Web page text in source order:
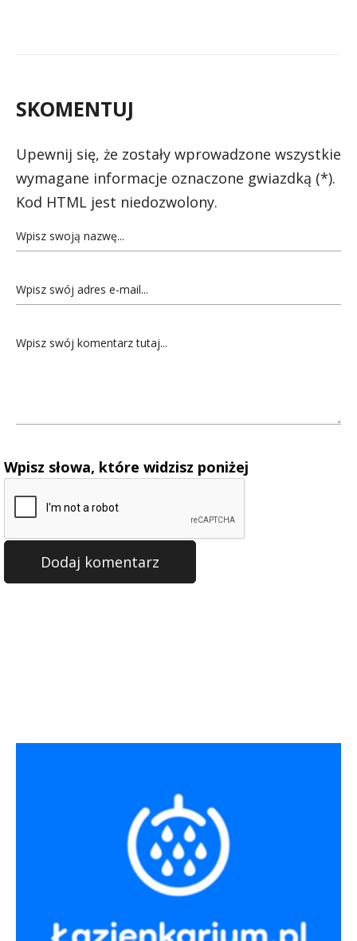
SKOMENTUJ
Upewnij się, że zostały wprowadzone wszystkie
wymagane informacje oznaczone gwiazdką (*).
Kod HTML jest niedozwolony.
Wpisz słowa, które widzisz poniżej